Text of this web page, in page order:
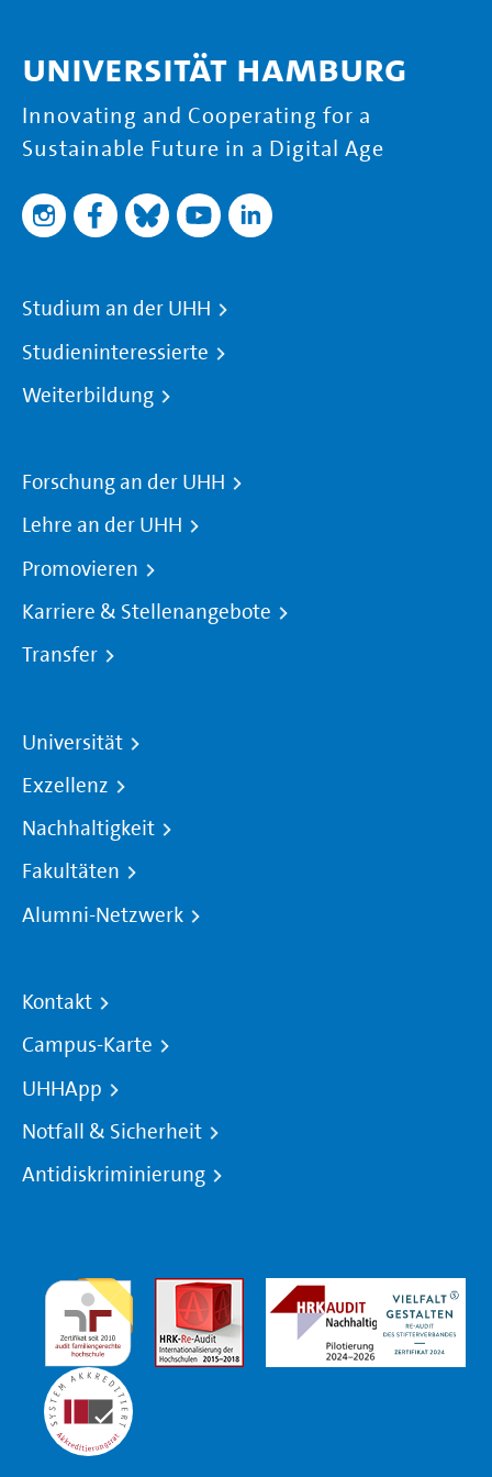
Universität Hamburg
Innovating and Cooperating for a
Sustainable Future in a Digital Age
Studium an der UHH
Studieninteressierte
Weiterbildung
Forschung an der UHH
Lehre an der UHH
Promovieren
Karriere & Stellenangebote
Transfer
Universität
Exzellenz
Nachhaltigkeit
Fakultäten
Alumni-Netzwerk
Kontakt
Campus-Karte
UHHApp
Notfall & Sicherheit
Antidiskriminierung